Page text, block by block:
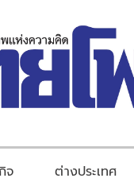
จ ต่างประเทศ